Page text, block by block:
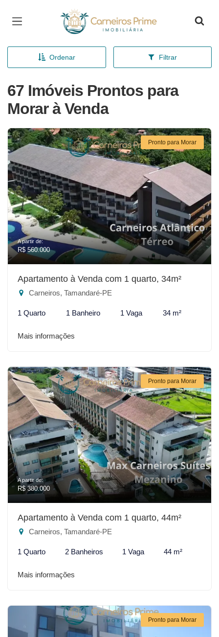
Página inicial
Ordenar Filtrar
67 Imóveis Prontos para
Morar à Venda
Pronto para Morar
A partir de:
R$ 560.000
Apartamento à Venda com 1 quarto, 34m²
Carneiros, Tamandaré-PE
1 Quarto 1 Banheiro 1 Vaga 34 m²
Mais informações
Pronto para Morar
A partir de:
R$ 380.000
Apartamento à Venda com 1 quarto, 44m²
Carneiros, Tamandaré-PE
1 Quarto 2 Banheiros 1 Vaga 44 m²
Mais informações
Pronto para Morar